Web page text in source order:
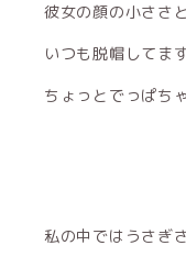
彼女の顔の小ささ
いつも脱帽してま
ちょっとでっぱち
私の中ではうさぎ